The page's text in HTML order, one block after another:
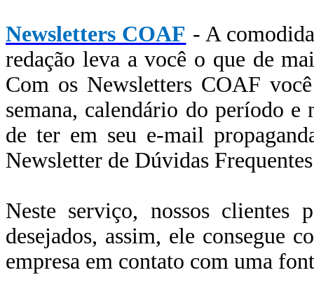
Newsletters COAF - A
redação leva a você o que de
Com os Newsletters COAF
semana, calendário do período
de ter em seu e-mail
Newsletter de Dúvidas
Neste serviço, nossos clientes
desejados, assim, ele consegue
empresa em contato com uma